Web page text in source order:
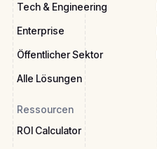
Tech & Engineering
Enterprise
Öffentlicher Sektor
Alle Lösungen
Ressourcen
ROI Calculator